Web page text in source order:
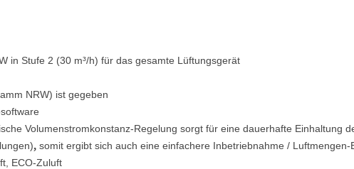
in Stufe 2 (30 m³/h) für das gesamte Lüftungsgerät
NRW) ist gegeben
Volumenstromkonstanz-Regelung sorgt für eine dauerhafte Einhaltung
, somit ergibt sich auch eine einfachere Inbetriebnahme / Luftmengen-
ECO-Zuluft